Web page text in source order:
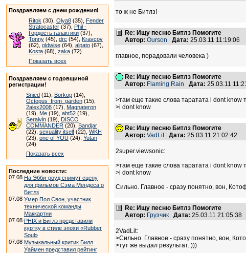
Поздравляем с днем рождения!
Ritok (30), Olya8 (35), Fender
Stratocaster (37), Phil -
Гордость галактики (37),
Tonny (45), drc (54), Kravcov
(62), oldwise (64), alpato (67),
Kosta (68), zaka (72)
Показать всех
Поздравляем с годовщиной
регистрации!
Snied (11), Borkop (14),
Octopus_from_garden (15),
2alex2008 (17), Magnateron
(19), Me (19), abt52 (19),
Seralvin (19), DISCO
COMMANDER (20), Sandjar
(22), sexuality itself (22), WKH
(23), one of YOU (24), Yutan
(24)
Показать всех
Последние новости:
07.08 На Эбби-роуд снимут сцену
для фильмов Сэма Мендеса о
Битлз
07.08 Умер Пол Свон, участник
технической команды
Маккартни
07.08 PHIX и Битлз представили
куртку в стиле эпохи «Rubber
Soul»
07.08 Музыкальный критик Билл
Уаймен представил рейтинг
то ж не Битлз!
Re: Ищу песню Битлз Помогите
Автор: Ourson Дата: 25.03.11 11:19:06
главное, порадовали человека )
Re: Ищу песню Битлз Помогите
Автор: Flaming Rain Дата: 25.03.11
>там еще такие слова таратата i dont know
>i dont know
Re: Ищу песню Битлз Помогите
Автор: VadLit Дата: 25.03.11 21:02:42
2super.viewsoniс:
>там еще такие слова таратата i dont know
>i dont know
Сильно. Главное - сразу понятно, вон,
Re: Ищу песню Битлз Помогите
Автор: Грузчик Дата: 25.03.11 21:05:38
2VadLit:
>Сильно. Главное - сразу понятно, вон,
>тут же выдал результат. )))